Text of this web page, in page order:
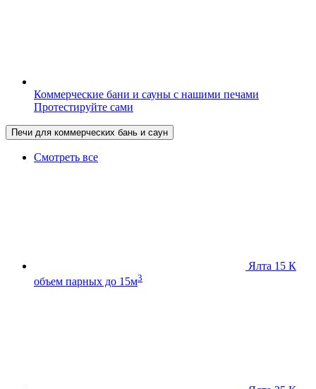
Коммерческие бани и сауны с нашими печами
Протестируйте сами
Печи для коммерческих бань и саун
Смотреть все
Ялта 15 К
объем парных до 15м3